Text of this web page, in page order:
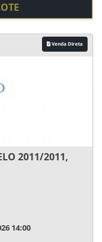
Venda Direta
2011/2011,
14:00